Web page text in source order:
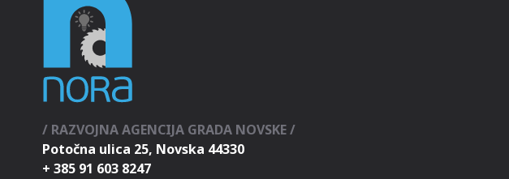
/ RAZVOJNA AGENCIJA GRADA NOVSKE /
Potočna ulica 25, Novska 44330
+ 385 91 603 8247